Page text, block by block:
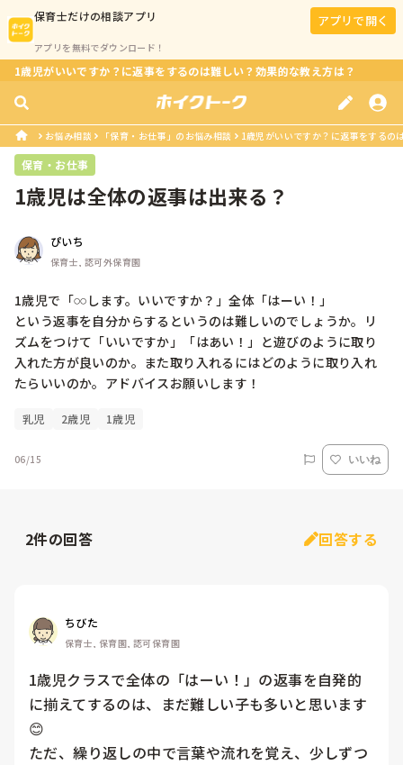
保育士だけの相談アプリ
アプリを無料でダウンロード！
アプリで開く
1歳児がいいですか？に返事をするのは難しい？効果的な教え方は？
お悩み相談 「保育・お仕事」のお悩み相談 1歳児がいいですか？に返事をするの
保育・お仕事
1歳児は全体の返事は出来る？
ぴいち
保育士, 認可外保育園
1歳児で「𓏸𓏸します。いいですか？」全体「はーい！」
という返事を自分からするというのは難しいのでしょうか。リ
ズムをつけて「いいですか」「はあい！」と遊びのように取り
入れた方が良いのか。また取り入れるにはどのように取り入れ
たらいいのか。アドバイスお願いします！
乳児 2歳児 1歳児
06/15 いいね
2件の回答 回答する
ちびた
保育士, 保育園, 認可保育園
1歳児クラスで全体の「はーい！」の返事を自発的
に揃えてするのは、まだ難しい子も多いと思います
😊
ただ、繰り返しの中で言葉や流れを覚え、少しずつ